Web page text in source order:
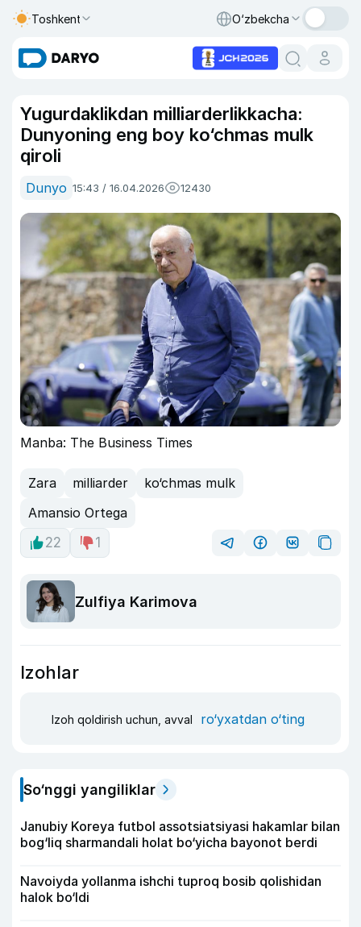
Toshkent O‘zbekcha
Yugurdaklikdan milliarderlikkacha:
Dunyoning eng boy ko‘chmas mulk
qiroli
Dunyo 15:43 / 16.04.2026 12430
Manba: The Business Times
Zara milliarder
ko‘chmas mulk
Amansio Ortega
22
1
Zulfiya Karimova
Izohlar
Izoh qoldirish uchun, avval ro‘yxatdan o‘ting
So‘nggi yangiliklar
Janubiy Koreya futbol assotsiatsiyasi hakamlar bilan
bog‘liq sharmandali holat bo‘yicha bayonot berdi
Navoiyda yollanma ishchi tuproq bosib qolishidan
halok bo‘ldi